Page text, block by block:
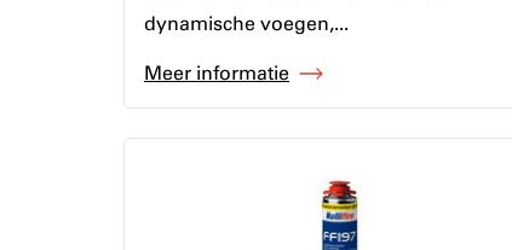
dynamische voegen,...
Meer informatie